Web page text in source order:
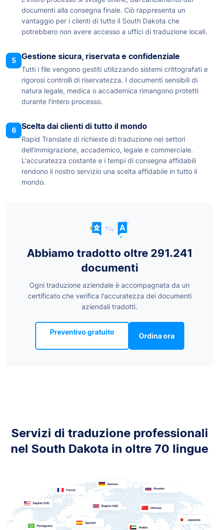
documenti alla consegna finale. Ciò rappresenta un
vantaggio per i clienti di tutto il South Dakota che
potrebbero non avere accesso a uffici di traduzione locali.
5 Gestione sicura, riservata e confidenziale
Tutti i file vengono gestiti utilizzando sistemi crittografati e
rigorosi controlli di riservatezza. I documenti sensibili di
natura legale, medica o accademica rimangono protetti
durante l'intero processo.
6 Scelta dai clienti di tutto il mondo
Rapid Translate di richieste di traduzione nei settori
dell'immigrazione, accademico, legale e commerciale.
L'accuratezza costante e i tempi di consegna affidabili
rendono il nostro servizio una scelta affidabile in tutto il
mondo.
Abbiamo tradotto oltre 291.241
documenti
Ogni traduzione aziendale è accompagnata da un
certificato che verifica l'accuratezza dei documenti
aziendali tradotti.
Preventivo gratuito Ordina ora
Servizi di traduzione professionali
nel South Dakota in oltre 70 lingue